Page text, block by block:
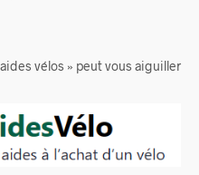
vélos » peut vous aiguiller